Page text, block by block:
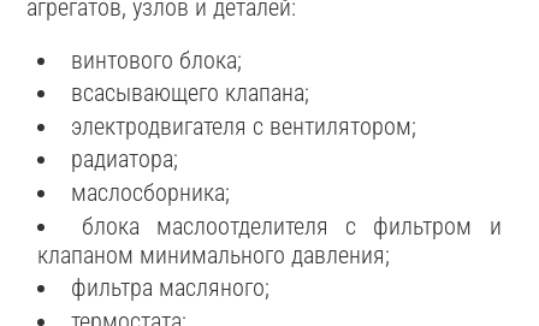
агрегатов, узлов и деталей:
винтового блока;
всасывающего клапана;
электродвигателя с вентилятором;
радиатора;
маслосборника;
блока маслоотделителя с фильтром и
клапаном минимального давления;
фильтра масляного;